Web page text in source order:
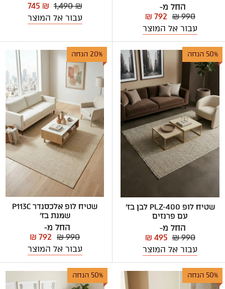
החל מ-
₪ 990
₪ 792
עבור אל המוצר
1,490 ₪
745 ₪
עבור אל המוצר
50% הנחה
שטיח לופ PLZ-400 לבן בז'
עם פרנזים
החל מ-
₪ 990
₪ 495
עבור אל המוצר
20% הנחה
שטיח לופ אלכסנדר P113C
שמנת בז'
החל מ-
₪ 990
₪ 792
עבור אל המוצר
50% הנחה 50% הנחה